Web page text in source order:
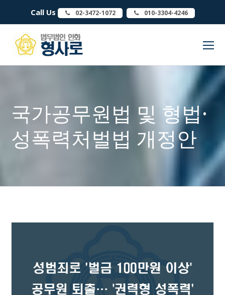
Call Us 02-3472-1072 010-3304-4246
국가공무원법 및 형법·
성폭력처벌법 개정안